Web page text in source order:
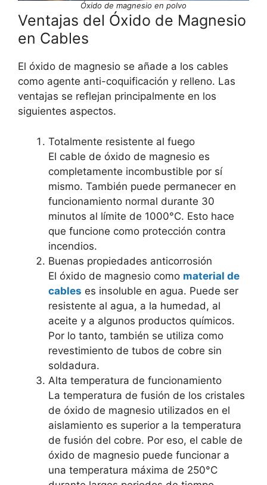
Óxido de magnesio en polvo
Ventajas del Óxido de Magnesio
en Cables
El óxido de magnesio se añade a los cables
como agente anti-coquificación y relleno. Las
ventajas se reflejan principalmente en los
siguientes aspectos.
Totalmente resistente al fuego
El cable de óxido de magnesio es
completamente incombustible por sí
mismo. También puede permanecer en
funcionamiento normal durante 30
minutos al límite de 1000°C. Esto hace
que funcione como protección contra
incendios.
Buenas propiedades anticorrosión
El óxido de magnesio como material de
cables es insoluble en agua. Puede ser
resistente al agua, a la humedad, al
aceite y a algunos productos químicos.
Por lo tanto, también se utiliza como
revestimiento de tubos de cobre sin
soldadura.
Alta temperatura de funcionamiento
La temperatura de fusión de los cristales
de óxido de magnesio utilizados en el
aislamiento es superior a la temperatura
de fusión del cobre. Por eso, el cable de
óxido de magnesio puede funcionar a
una temperatura máxima de 250°C